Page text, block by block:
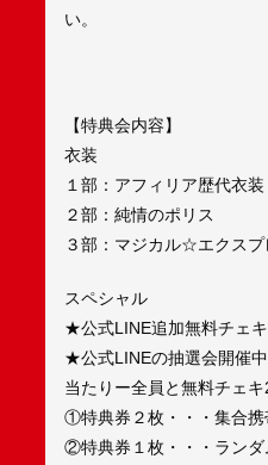
い。
【特典会内容】
衣装
１部：アフィリア歴代衣装
２部：純情のポリス
３部：マジカル☆エクス
スペシャル
★公式LINE追加無料チェ
★公式LINEの抽選会開催中
当たりー全員と無料チェ
①特典券２枚・・・集合携
②特典券１枚・・・ランダ